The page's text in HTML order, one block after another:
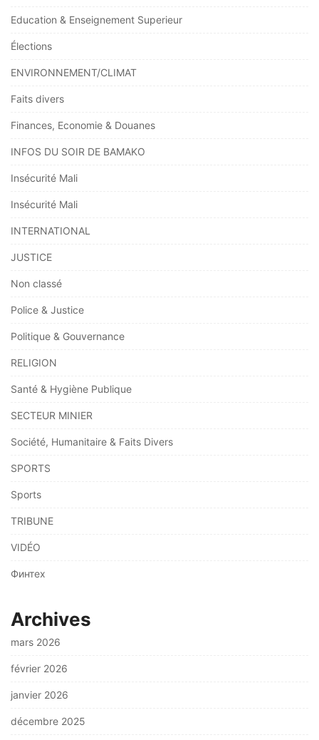
Education & Enseignement Superieur
Élections
ENVIRONNEMENT/CLIMAT
Faits divers
Finances, Economie & Douanes
INFOS DU SOIR DE BAMAKO
Insécurité Mali
Insécurité Mali
INTERNATIONAL
JUSTICE
Non classé
Police & Justice
Politique & Gouvernance
RELIGION
Santé & Hygiène Publique
SECTEUR MINIER
Société, Humanitaire & Faits Divers
SPORTS
Sports
TRIBUNE
VIDÉO
Финтех
Archives
mars 2026
février 2026
janvier 2026
décembre 2025